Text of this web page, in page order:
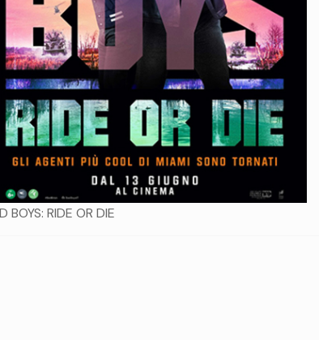
BOYS: RIDE OR DIE